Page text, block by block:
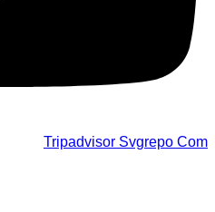
Tripadvisor Svgrepo Com